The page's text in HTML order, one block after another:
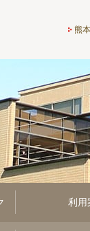
熊本
熊
利用